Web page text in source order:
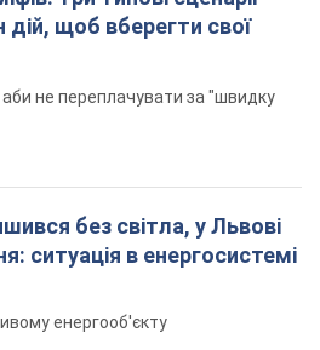
ситуація в енергосистемі
щодо підготовки
рішення готуються
завершення проєкту FREYJA